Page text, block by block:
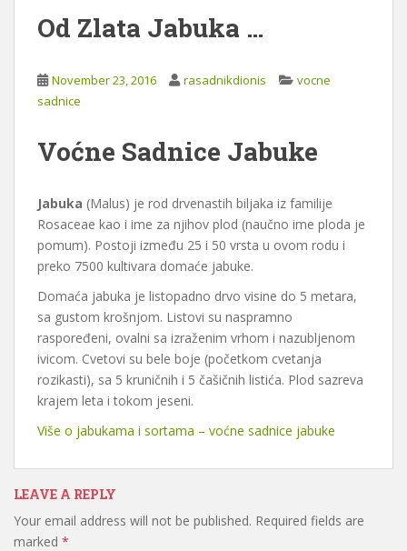
Od Zlata Jabuka …
November 23, 2016 rasadnikdionis
vocne
sadnice
Voćne Sadnice Jabuke
Jabuka (Malus) je rod drvenastih biljaka iz familije
Rosaceae kao i ime za njihov plod (naučno ime ploda je
pomum). Postoji između 25 i 50 vrsta u ovom rodu i
preko 7500 kultivara domaće jabuke.
Domaća jabuka je listopadno drvo visine do 5 metara,
sa gustom krošnjom. Listovi su naspramno
raspoređeni, ovalni sa izraženim vrhom i nazubljenom
ivicom. Cvetovi su bele boje (početkom cvetanja
rozikasti), sa 5 kruničnih i 5 čašičnih listića. Plod sazreva
krajem leta i tokom jeseni.
Više o jabukama i sortama – voćne sadnice jabuke
LEAVE A REPLY
Your email address will not be published. Required fields are
marked *